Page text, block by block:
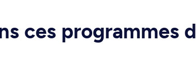
ces programmes